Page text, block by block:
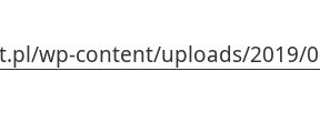
wp-content/uploads/2019/